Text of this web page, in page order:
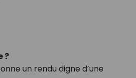
?
un rendu digne d’une